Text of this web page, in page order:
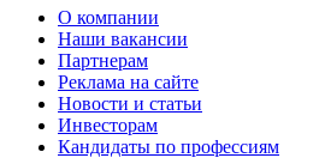
О компании
Наши вакансии
Партнерам
Реклама на сайте
Новости и статьи
Инвесторам
Кандидаты по профессиям